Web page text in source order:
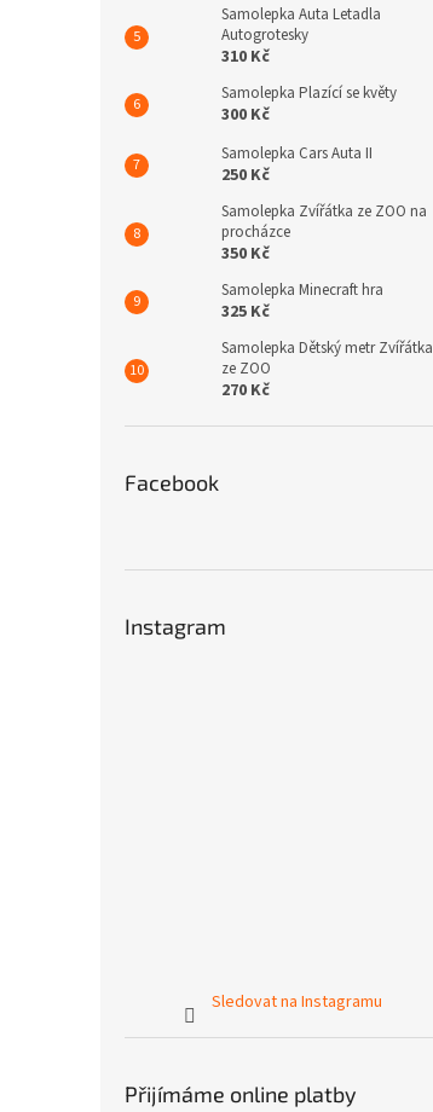
Samolepka Auta Letadla
Autogrotesky
310 Kč
Samolepka Plazící se květy
300 Kč
Samolepka Cars Auta II
250 Kč
Samolepka Zvířátka ze ZOO na
procházce
350 Kč
Samolepka Minecraft hra
325 Kč
Samolepka Dětský metr Zvířátka
ze ZOO
270 Kč
Facebook
Instagram
Sledovat na Instagramu
Přijímáme online platby